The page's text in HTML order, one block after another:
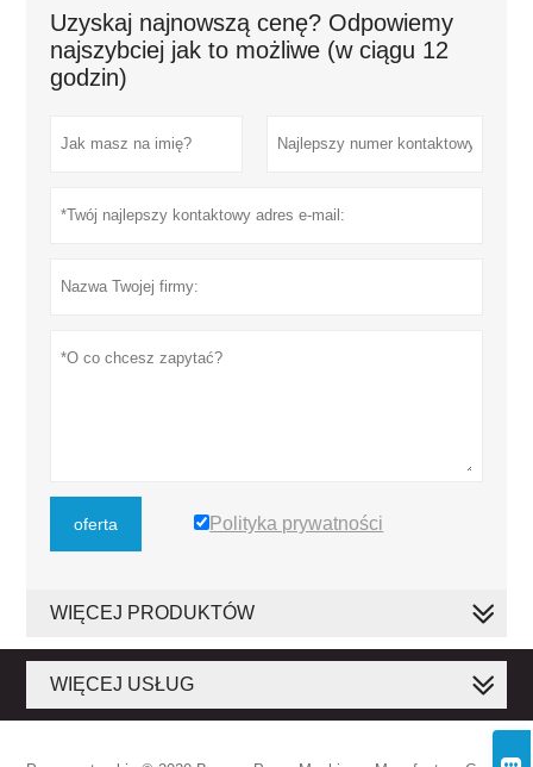
Uzyskaj najnowszą cenę? Odpowiemy
najszybciej jak to możliwe (w ciągu 12
godzin)
oferta Polityka prywatności
WIĘCEJ PRODUKTÓW
WIĘCEJ USŁUG